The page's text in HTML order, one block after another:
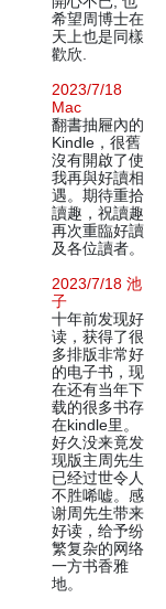
希望周博士在
天上也是同樣
歡欣.
2023/7/18
Mac
翻書抽屜內的
Kindle，很舊
沒有開啟了使
我再與好讀相
遇。期待重拾
讀趣，祝讀趣
再次重臨好讀
及各位讀者。
2023/7/18 池
子
十年前发现好
读，获得了很
多排版非常好
的电子书，现
在还有当年下
载的很多书存
在kindle里。
好久没来竟发
现版主周先生
已经过世令人
不胜唏嘘。感
谢周先生带来
好读，给予纷
繁复杂的网络
一方书香雅
地。